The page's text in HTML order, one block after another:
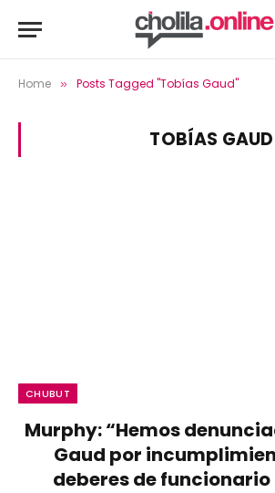
Home » Posts Tagged "Tobías Gaud"
TOBÍAS GAUD
CHUBUT
Murphy: “Hemos
Gaud por
deberes de